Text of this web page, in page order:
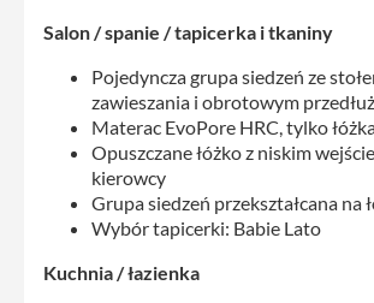
Salon / spanie / tapicerka i tkaniny
Pojedyncza grupa siedzeń ze
zawieszania i obrotowym
Materac EvoPore HRC, tylko
Opuszczane łóżko z niskim
kierowcy
Grupa siedzeń przekształcana na
Wybór tapicerki: Babie Lato
Kuchnia / łazienka